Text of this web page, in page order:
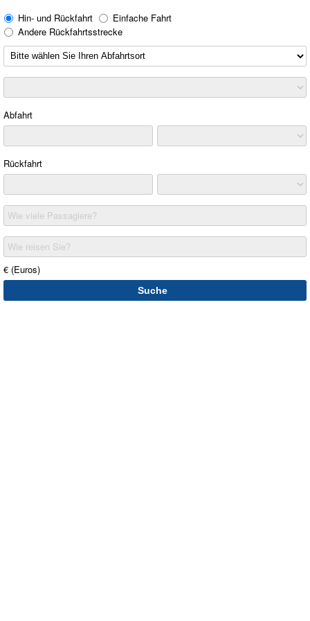
Hin- und Rückfahrt
Einfache Fahrt
Andere Rückfahrtsstrecke
Abfahrt
Rückfahrt
Wie viele Passagiere?
Wie reisen Sie?
€ (Euros)
Suche